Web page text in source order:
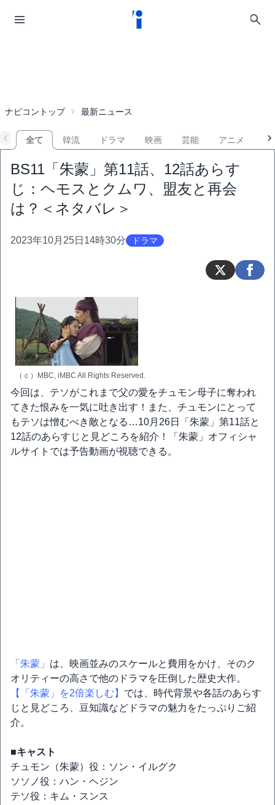
ナビコントップ 最新ニュース
全て 韓流 ドラマ 映画 芸能 アニメ
BS11「朱蒙」第11話、12話あらす
じ：ヘモスとクムワ、盟友と再会
は？＜ネタバレ＞
2023年10月25日14時30分 ドラマ
（ｃ）MBC, iMBC All Rights Reserved.
今回は、テソがこれまで父の愛をチュモン母子に奪われ
てきた恨みを一気に吐き出す！また、チュモンにとって
もテソは憎むべき敵となる…10月26日「朱蒙」第11話と
12話のあらすじと見どころを紹介！「朱蒙」オフィシャ
ルサイトでは予告動画が視聴できる。
「朱蒙」 は、映画並みのスケールと費用をかけ、そのク
オリティーの高さで他のドラマを圧倒した歴史大作。
【「朱蒙」を2倍楽しむ】 では、時代背景や各話のあらす
じと見どころ、豆知識などドラマの魅力をたっぷりご紹
介。
■キャスト
チュモン（朱蒙）役：ソン・イルグク
ソソノ役：ハン・ヘジン
テソ役：キム・スンス